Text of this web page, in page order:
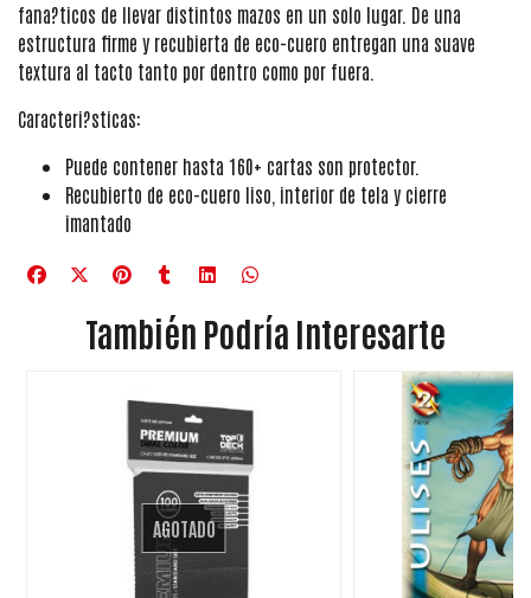
fana?ticos de llevar distintos mazos en un solo lugar. De una
estructura firme y recubierta de eco-cuero entregan una suave
textura al tacto tanto por dentro como por fuera.
Caracteri?sticas:
Puede contener hasta 160+ cartas son protector.
Recubierto de eco-cuero liso, interior de tela y cierre
imantado
También Podría Interesarte
AGOTADO